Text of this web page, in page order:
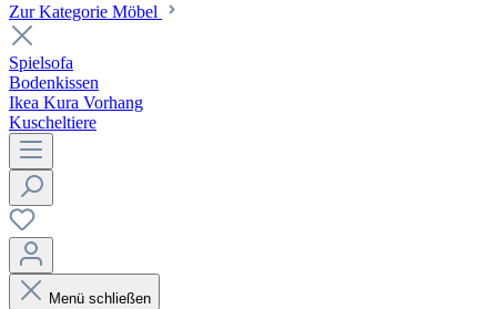
Zur Kategorie Möbel
Spielsofa
Bodenkissen
Ikea Kura Vorhang
Kuscheltiere
Menü schließen